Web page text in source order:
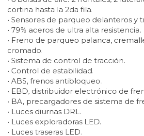
cortina hasta la 2da fila.
• Sensores de parqueo delanteros y
• 79% aceros de ultra alta resistencia.
• Freno de parqueo palanca,
cromado.
• Sistema de control de tracción.
• Control de estabilidad.
• ABS, frenos antibloqueo.
• EBD, distribuidor electrónico de
• BA, precargadores de sistema de
• Luces diurnas DRL.
• Luces exploradoras LED.
• Luces traseras LED.